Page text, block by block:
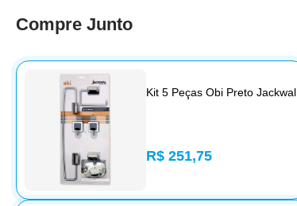
Compre Junto
Kit 5 Peças Obi Preto Jackwal
R$ 251,75